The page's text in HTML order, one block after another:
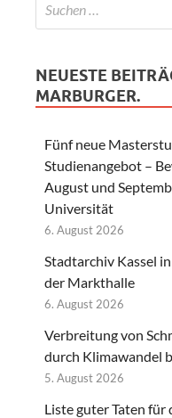
NEUESTE
MARBURGER.
Fünf neue
Studienangebot –
August und
Universität
6. August 2026
Stadtarchiv Kassel
der Markthalle
6. August 2026
Verbreitung von
durch Klimawandel
5. August 2026
Liste guter Taten